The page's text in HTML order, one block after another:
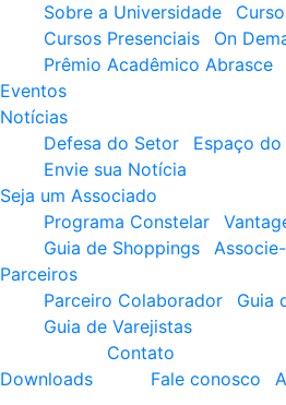
Sobre a Universidade
Cursos Presenciais
On
Prêmio Acadêmico Abrasce
Eventos
Notícias
Defesa do Setor
Espaço
Envie sua Notícia
Seja um Associado
Programa Constelar
Guia de Shoppings
Parceiros
Parceiro Colaborador
Guia
Guia de Varejistas
Downloads
Contato
Fale conosco